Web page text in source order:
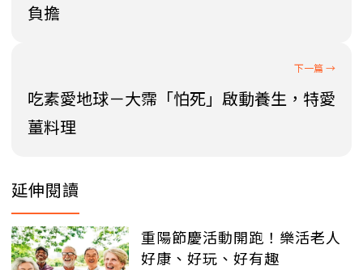
負擔
吃素愛地球－大霈「怕死」啟動養生，特愛
薑料理
延伸閱讀
重陽節慶活動開跑！樂活老人
好康、好玩、好有趣